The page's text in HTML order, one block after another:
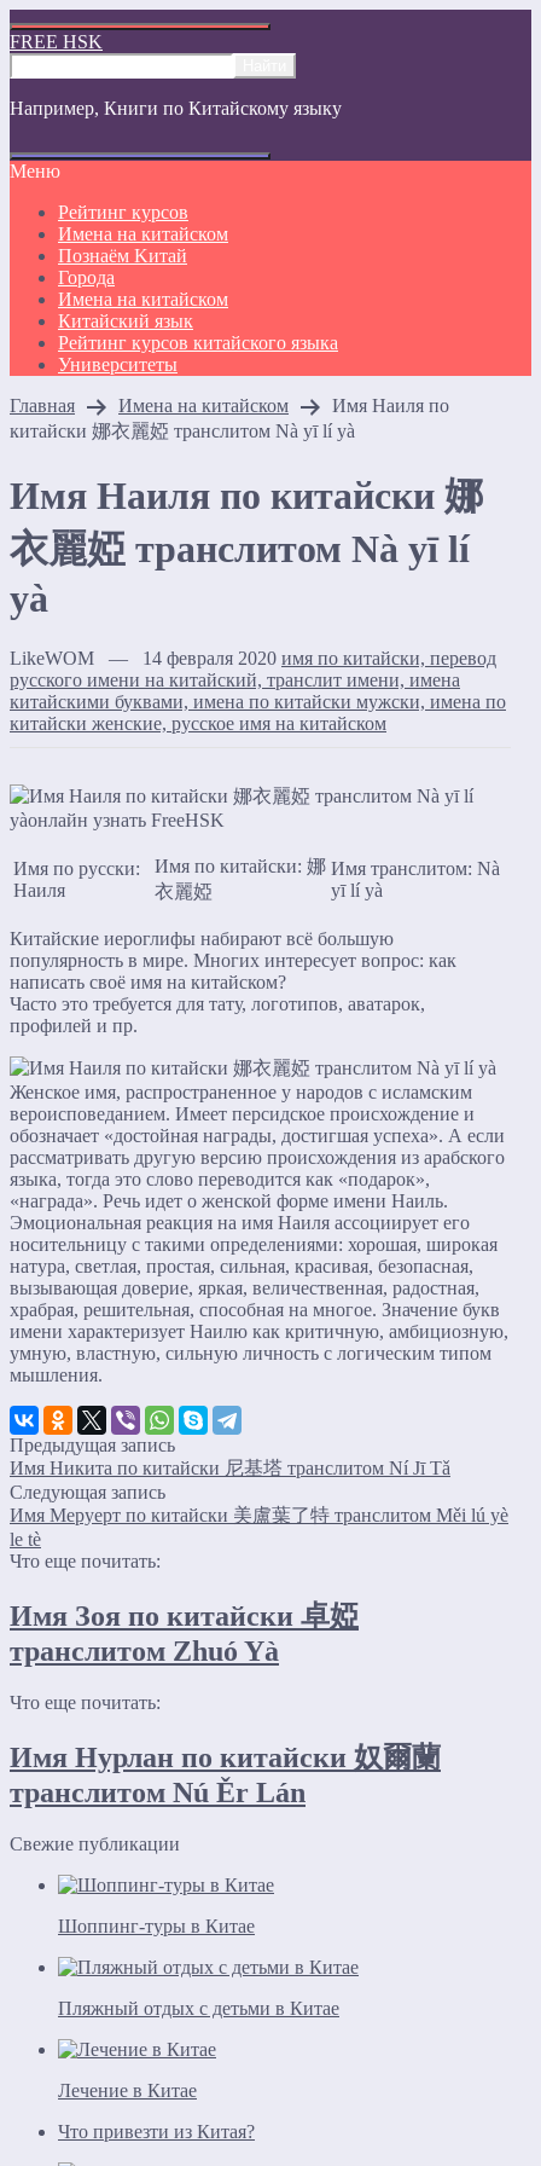
FREE HSK
Например, Книги по Китайскому языку
Меню
Рейтинг курсов
Имена на китайском
Познаём Kитай
Города
Имена на китайском
Китайский язык
Рейтинг курсов китайского языка
Университеты
Главная
Имена на китайском
Имя Наиля по
китайски 娜衣麗婭 транслитом Nà yī lí yà
Имя Наиля по китайски 娜
衣麗婭 транслитом Nà yī lí
yà
LikeWOM — 14 февраля 2020 имя по китайски, перевод
русского имени на китайский, транслит имени, имена
китайскими буквами, имена по китайски мужски, имена по
китайски женские, русское имя на китайском
Имя по русски:
Наиля
Имя по китайски: 娜
衣麗婭
Имя транслитом: Nà
yī lí yà
Китайские иероглифы набирают всё большую
популярность в мире. Многих интересует вопрос: как
написать своё имя на китайском?
Часто это требуется для тату, логотипов, аватарок,
профилей и пр.
Женское имя, распространенное у народов с исламским
вероисповеданием. Имеет персидское происхождение и
обозначает «достойная награды, достигшая успеха». А если
рассматривать другую версию происхождения из арабского
языка, тогда это слово переводится как «подарок»,
«награда». Речь идет о женской форме имени Наиль.
Эмоциональная реакция на имя Наиля ассоциирует его
носительницу с такими определениями: хорошая, широкая
натура, светлая, простая, сильная, красивая, безопасная,
вызывающая доверие, яркая, величественная, радостная,
храбрая, решительная, способная на многое. Значение букв
имени характеризует Наилю как критичную, амбициозную,
умную, властную, сильную личность с логическим типом
мышления.
Предыдущая запись
Имя Никита по китайски 尼基塔 транслитом Ní Jī Tǎ
Следующая запись
Имя Меруерт по китайски 美盧葉了特 транслитом Měi lú yè
le tè
Что еще почитать:
Имя Зоя по китайски 卓婭
транслитом Zhuó Yà
Что еще почитать:
Имя Нурлан по китайски 奴爾蘭
транслитом Nú Ěr Lán
Свежие публикации
Шоппинг-туры в Китае
Пляжный отдых с детьми в Китае
Лечение в Китае
Что привезти из Китая?